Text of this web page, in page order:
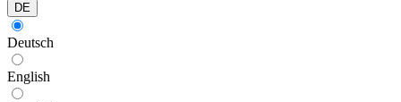
DE
Deutsch
English